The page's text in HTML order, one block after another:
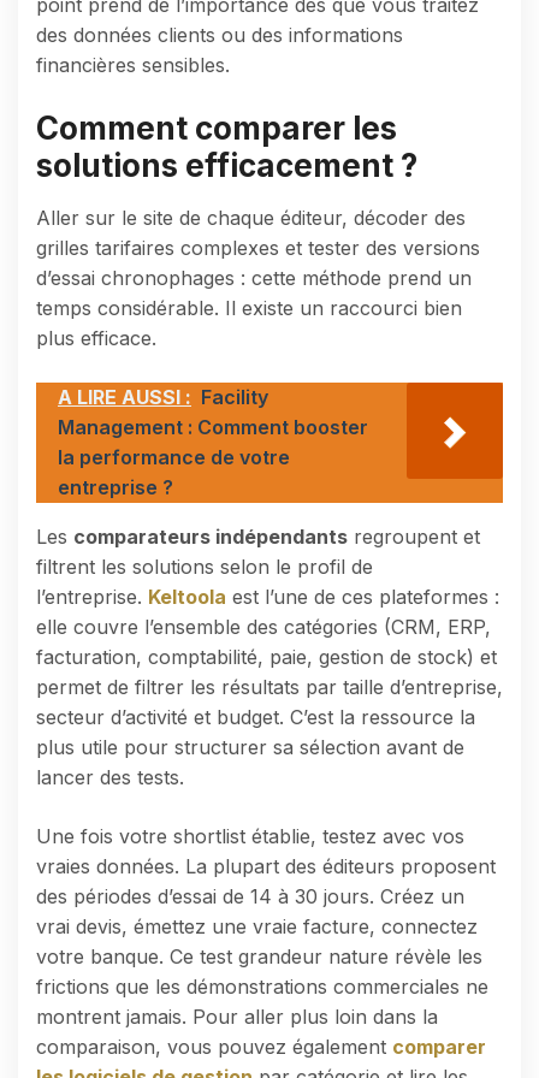
point prend de l’importance dès que vous traitez
des données clients ou des informations
financières sensibles.
Comment comparer les
solutions efficacement ?
Aller sur le site de chaque éditeur, décoder des
grilles tarifaires complexes et tester des versions
d’essai chronophages : cette méthode prend un
temps considérable. Il existe un raccourci bien
plus efficace.
A LIRE AUSSI : Facility
Management : Comment booster
la performance de votre
entreprise ?
Les comparateurs indépendants regroupent et
filtrent les solutions selon le profil de
l’entreprise. Keltoola est l’une de ces plateformes :
elle couvre l’ensemble des catégories (CRM, ERP,
facturation, comptabilité, paie, gestion de stock) et
permet de filtrer les résultats par taille d’entreprise,
secteur d’activité et budget. C’est la ressource la
plus utile pour structurer sa sélection avant de
lancer des tests.
Une fois votre shortlist établie, testez avec vos
vraies données. La plupart des éditeurs proposent
des périodes d’essai de 14 à 30 jours. Créez un
vrai devis, émettez une vraie facture, connectez
votre banque. Ce test grandeur nature révèle les
frictions que les démonstrations commerciales ne
montrent jamais. Pour aller plus loin dans la
comparaison, vous pouvez également comparer